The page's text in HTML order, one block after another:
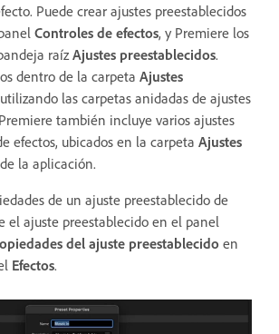
Puede crear ajustes preestablecidos
Controles de efectos, y Premiere los
raíz Ajustes preestablecidos.
dentro de la carpeta Ajustes
utilizando las carpetas anidadas de ajustes
también incluye varios ajustes
efectos, ubicados en la carpeta Ajustes
de la aplicación.
de un ajuste preestablecido de
el ajuste preestablecido en el panel
del ajuste preestablecido en
Efectos.